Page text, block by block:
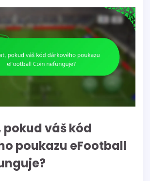
pokud váš kód
poukazu eFootball